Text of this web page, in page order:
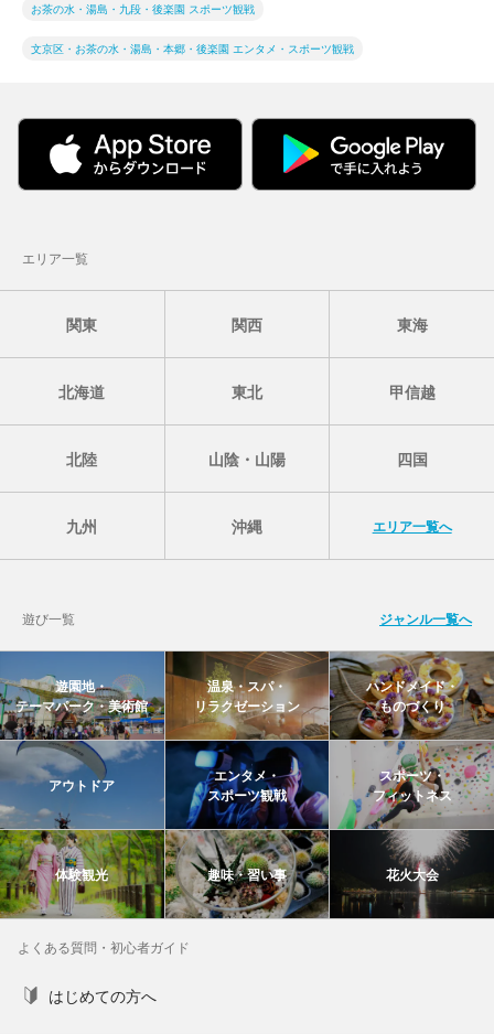
お茶の水・湯島・九段・後楽園 スポーツ観戦
文京区・お茶の水・湯島・本郷・後楽園 エンタメ・スポーツ観戦
エリア一覧
関東 関西 東海
北海道 東北 甲信越
北陸 山陰・山陽 四国
九州 沖縄 エリア一覧へ
遊び一覧 ジャンル一覧へ
遊園地・
テーマパーク・美術館
温泉・スパ・
リラクゼーション
ハンドメイド・
ものづくり
アウトドア
エンタメ・
スポーツ観戦
スポーツ・
フィットネス
体験観光 趣味・習い事 花火大会
よくある質問・初心者ガイド
はじめての方へ